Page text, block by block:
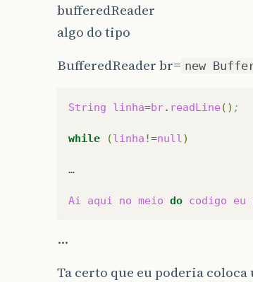
bufferedReader
algo do tipo
BufferedReader br= new
String linha=br. readLine () ;
while (linha !=null )
…
Ai aqui no meio do codigo eu
…
Ta certo que eu poderia